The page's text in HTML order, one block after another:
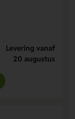
Levering vanaf
20 augustus